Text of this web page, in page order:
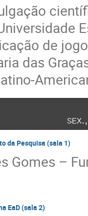
de
das
da Pesquisa (sala 1)
Gomes –
EaD (sala 2)